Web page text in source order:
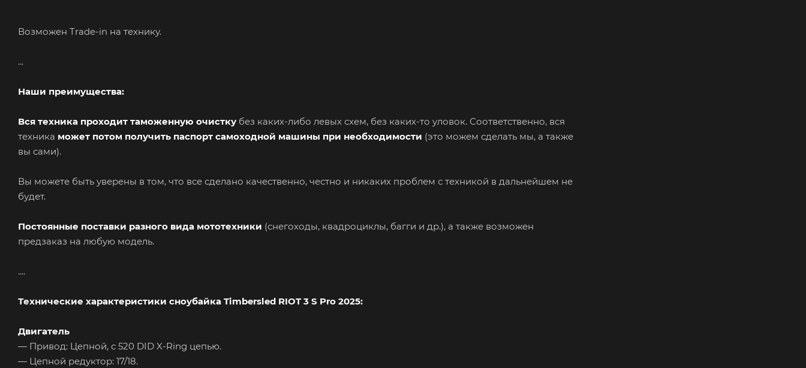
Возможен Trade-in на технику.
...
Наши преимущества:
Вся техника проходит таможенную очистку без каких-либо левых схем, без каких-то уловок. Соответственно, вся
техника может потом получить паспорт самоходной машины при необходимости (это можем сделать мы, а также
вы сами).
Вы можете быть уверены в том, что все сделано качественно, честно и никаких проблем с техникой в дальнейшем не
будет.
Постоянные поставки разного вида мототехники (снегоходы, квадроциклы, багги и др.), а также возможен
предзаказ на любую модель.
....
Технические характеристики сноубайка Timbersled RIOT 3 S Pro 2025:
Двигатель
— Привод: Цепной, с 520 DID X-Ring цепью.
— Цепной редуктор: 17/18.